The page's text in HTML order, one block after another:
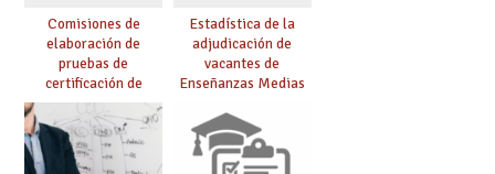
Comisiones de
elaboración de
pruebas de
certificación de
competencia
lingüística: publicada
resolución definitiva
Estadística de la
adjudicación de
vacantes de
Enseñanzas Medias